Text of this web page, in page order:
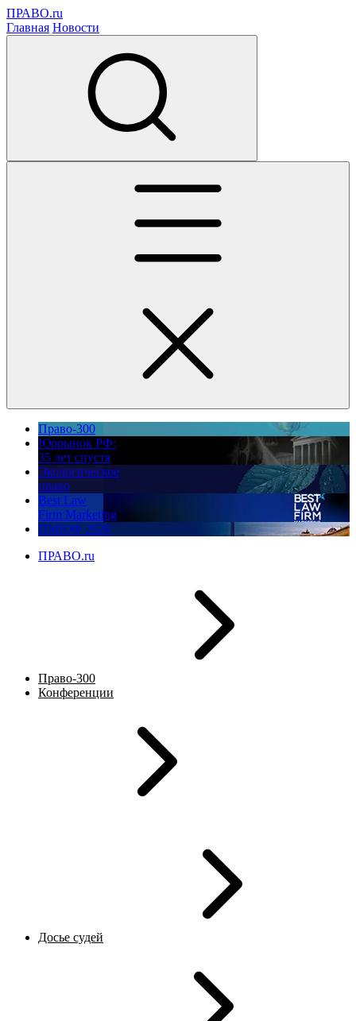
ПРАВО.ru
Главная Новости
Право-300
Юррынок РФ:
35 лет спустя
Экологическое
право
Best Law
Firm Marketing
ПМЮФ 2026
ПРАВО.ru
Право-300
Конференции
Досье судей